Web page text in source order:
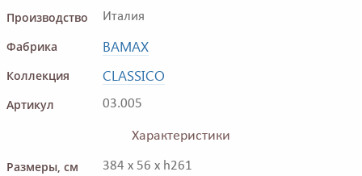
Производство
Италия
Фабрика BAMAX
Коллекция CLASSICO
Артикул 03.005
Характеристики
Размеры, см
384 x 56 x h261